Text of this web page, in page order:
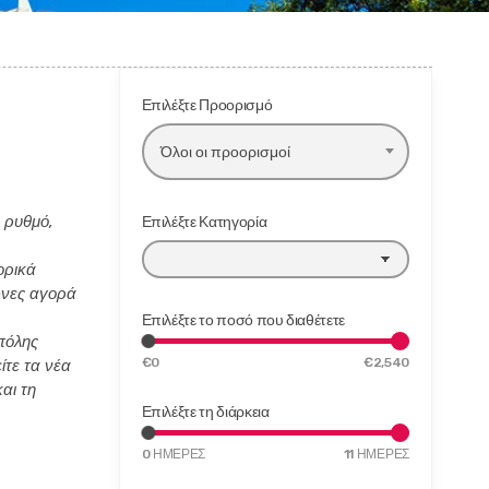
ρυθμό,
αγορά
τα νέα
τη
Επιλέξτε Προορισμό
Όλοι οι προορισμοί
Επιλέξτε Κατηγορία
Επιλέξτε το ποσό που διαθέτετε
€0 €2,540
Επιλέξτε τη διάρκεια
M
i
M
a
0ΗΜΈΡΕΣ 11 ΗΜΈΡΕΣ